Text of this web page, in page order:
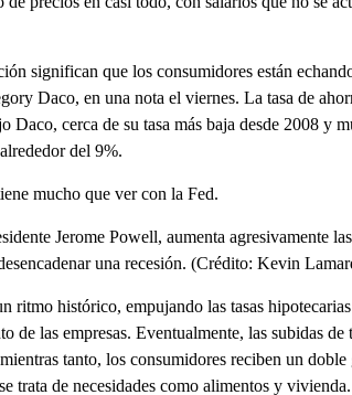
significan que los consumidores están
Daco, en una nota el viernes. La tasa de
Daco, cerca de su tasa más baja desde 2008 y
del 9%.
mucho que ver con la Fed.
Jerome Powell, aumenta agresivamente
una recesión. (Crédito: Kevin
ritmo histórico, empujando las tasas
de las empresas. Eventualmente, las subidas
tanto, los consumidores reciben un doble
trata de necesidades como alimentos y vivienda.